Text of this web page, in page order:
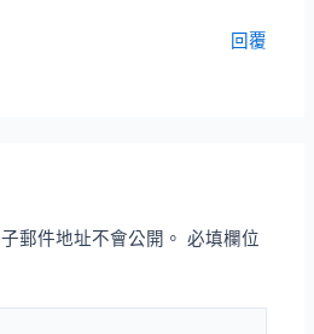
回覆
郵件地址不會公開。 必填欄位